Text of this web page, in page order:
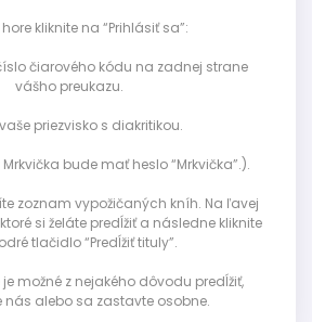
kliknite na “Prihlásiť sa”:
čiarového kódu na zadnej strane
vášho preukazu.
priezvisko s diakritikou.
bude mať heslo “Mrkvička”.).
zoznam vypožičaných kníh. Na ľavej
si želáte predĺžiť a následne kliknite
tlačidlo “Predĺžiť tituly”.
je možné z nejakého dôvodu predĺžiť,
nás alebo sa zastavte osobne.